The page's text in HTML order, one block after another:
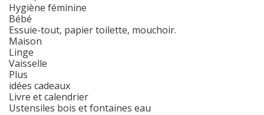
Hygiène féminine
Bébé
Essuie-tout, papier toilette, mouchoir.
Maison
Linge
Vaisselle
Plus
idées cadeaux
Livre et calendrier
Ustensiles bois et fontaines eau